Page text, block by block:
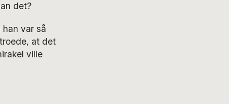
det?
var så
at det
ville